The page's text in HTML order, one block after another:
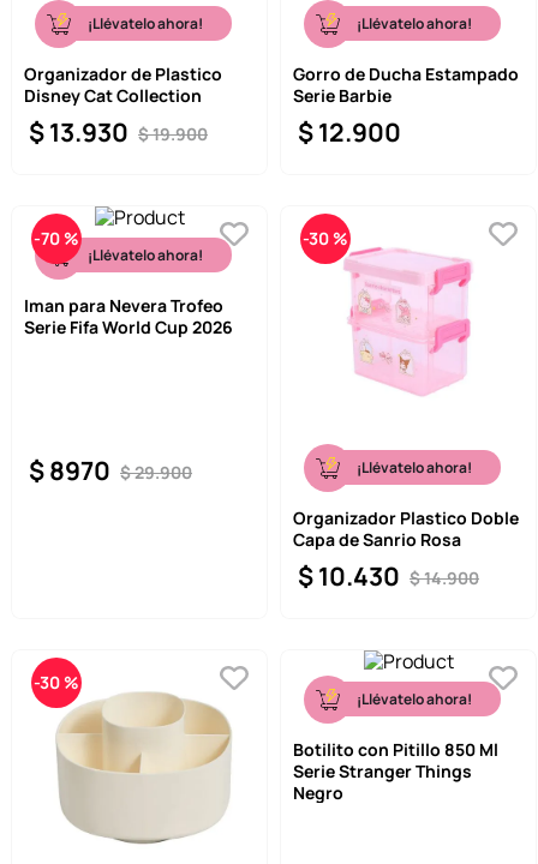
¡Llévatelo ahora!
Organizador de Plastico
Disney Cat Collection
$19.900
$13.930
¡Llévatelo ahora!
Gorro de Ducha Estampado
Serie Barbie
$12.900
-70 %
¡Llévatelo ahora!
Iman para Nevera Trofeo
Serie Fifa World Cup 2026
$29.900
$8970
-30 %
¡Llévatelo ahora!
Organizador Plastico Doble
Capa de Sanrio Rosa
$14.900
$10.430
-30 %
¡Llévatelo ahora!
Botilito con Pitillo 850 Ml
Serie Stranger Things
Negro